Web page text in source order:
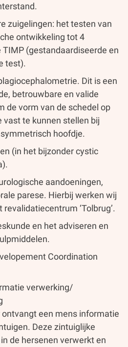
zuigelingen: het testen van
ontwikkeling tot 4
(gestandaardiseerde en
test).
Dit is een
betrouwbare en valide
de vorm van de schedel op
vast te kunnen stellen bij
hoofdje.
(in het bijzonder cystic
aandoeningen,
parese. Hierbij werken wij
‘Tolbrug’.
en het adviseren en
Coordination
verwerking/
ontvangt een mens informatie
Deze zintuiglijke
de hersenen verwerkt en